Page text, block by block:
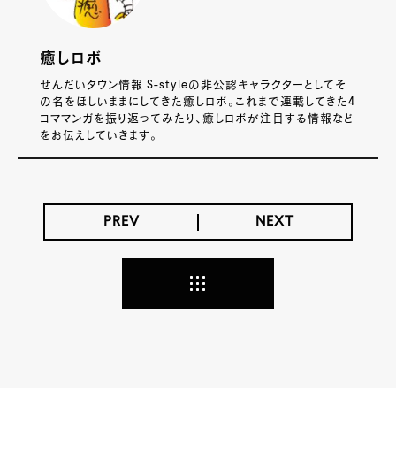
癒しロボ
せんだいタウン情報 S-styleの非公認キャラクターとしてそ
の名をほしいままにしてきた癒しロボ。これまで連載してきた4
コママンガを振り返ってみたり、癒しロボが注目する情報など
をお伝えしていきます。
PREV NEXT